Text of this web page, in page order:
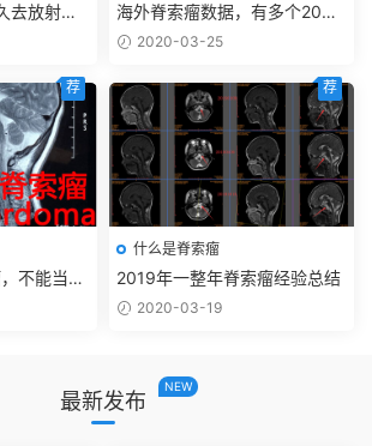
去放射治
？放射治
海外脊索瘤数据，有多个20年
不复发，脸书搜集数据，2021
2020-03-25
不能当成
荐
什么是脊索瘤
2019年一整年脊索瘤经验总结
2020-03-19
荐
最新发布
NEW